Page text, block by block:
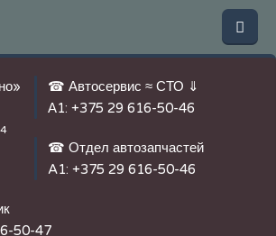
☎ Автосервис ≈ СТО ⇓
А1: +375 29 616-50-46
☎ Отдел автозапчастей
A1: +375 29 616-50-46
50-47